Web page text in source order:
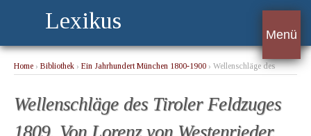
Lexikus
Menü
Home › Bibliothek › Ein Jahrhundert München 1800-1900 › Wellenschläge des
Wellenschläge des Tiroler Feldzuges